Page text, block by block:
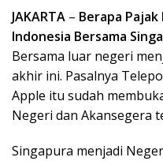
JAKARTA – Berapa Pajak
Indonesia Bersama
Bersama luar negeri
akhir ini. Pasalnya
Apple itu sudah
Negeri dan Akansegera
Singapura menjadi